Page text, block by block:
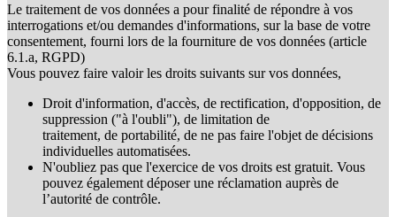
Le traitement de vos données a pour finalité de répondre à vos
interrogations et/ou demandes d'informations, sur la base de votre
consentement, fourni lors de la fourniture de vos données (article
6.1.a, RGPD)
Vous pouvez faire valoir les droits suivants sur vos données,
Droit d'information, d'accès, de rectification, d'opposition, de
suppression ("à l'oubli"), de limitation de
traitement, de portabilité, de ne pas faire l'objet de décisions
individuelles automatisées.
N'oubliez pas que l'exercice de vos droits est gratuit. Vous
pouvez également déposer une réclamation auprès de
l’autorité de contrôle.